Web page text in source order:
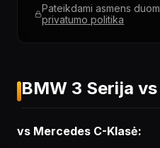
Pateikdami asmens
privatumo politika
BMW 3 Serija
vs Mercedes C-Klasė: